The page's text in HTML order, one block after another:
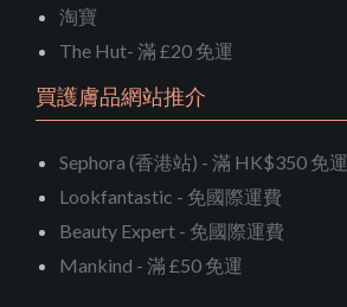
淘寶
The Hut- 滿 £20 免運
買護膚品網站推介
Sephora (香港站) - 滿 HK$350 免運
Lookfantastic - 免國際運費
Beauty Expert - 免國際運費
Mankind - 滿 £50 免運